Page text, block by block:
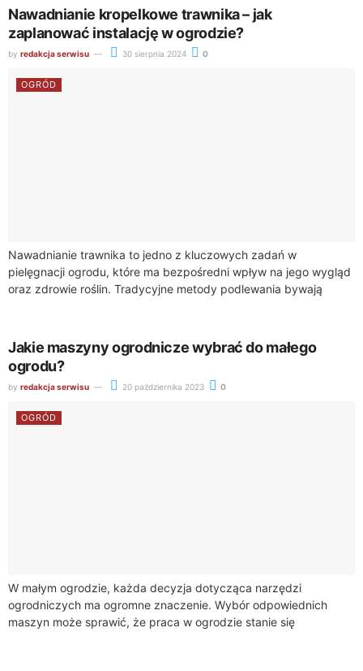
Nawadnianie kropelkowe trawnika – jak
zaplanować instalację w ogrodzie?
by redakcja serwisu 30 sierpnia 2024 0
OGRÓD
Nawadnianie trawnika to jedno z kluczowych zadań w
pielęgnacji ogrodu, które ma bezpośredni wpływ na jego wygląd
oraz zdrowie roślin. Tradycyjne metody podlewania bywają
Jakie maszyny ogrodnicze wybrać do małego
ogrodu?
by redakcja serwisu 20 października 2023 0
OGRÓD
W małym ogrodzie, każda decyzja dotycząca narzędzi
ogrodniczych ma ogromne znaczenie. Wybór odpowiednich
maszyn może sprawić, że praca w ogrodzie stanie się